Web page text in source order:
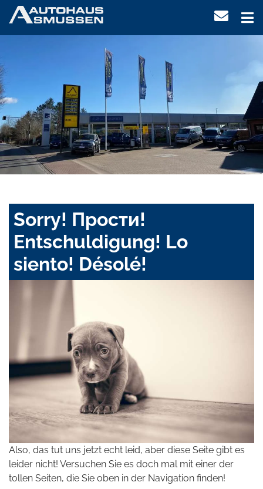
Sorry! Прости!
Entschuldigung! Lo
siento! Désolé!
Also, das tut uns jetzt echt leid, aber diese Seite gibt es
leider nicht! Versuchen Sie es doch mal mit einer der
tollen Seiten, die Sie oben in der Navigation finden!